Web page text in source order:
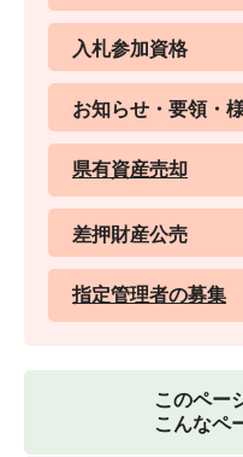
入札参加資格
お知らせ・要領・
県有資産売却
差押財産公売
指定管理者の募集
このペー
こんなペ